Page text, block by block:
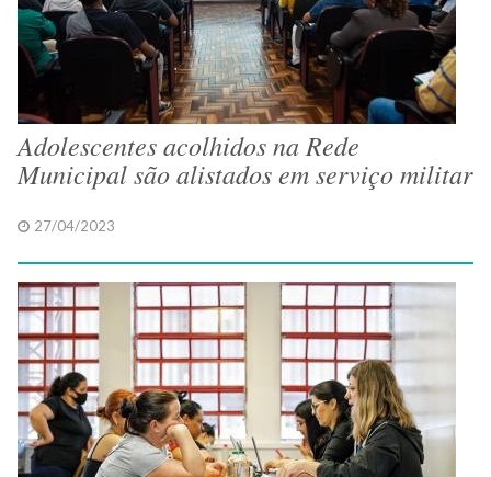
Adolescentes acolhidos na Rede
Municipal são alistados em serviço militar
27/04/2023